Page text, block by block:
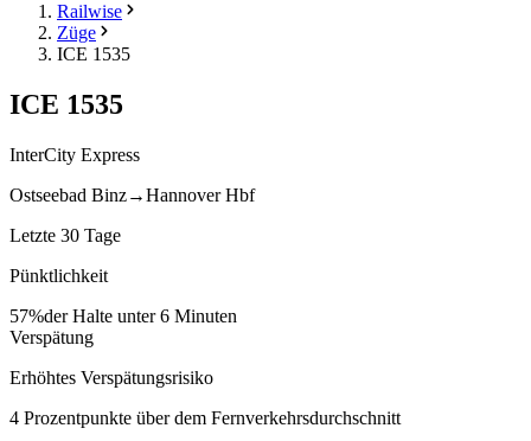
Railwise
Züge
ICE 1535
ICE 1535
InterCity Express
Ostseebad Binz→Hannover Hbf
Letzte 30 Tage
Pünktlichkeit
57%der Halte unter 6 Minuten
Verspätung
Erhöhtes Verspätungsrisiko
4 Prozentpunkte über dem Fernverkehrsdurchschnitt